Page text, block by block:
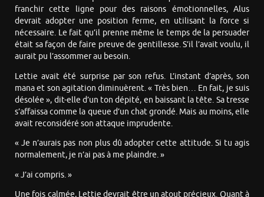
franchir cette ligne pour des raisons émotionnelles, Alus
devrait adopter une position ferme, en utilisant la force si
nécessaire. Le fait qu’il prenne même le temps de la persuader
était sa façon de faire preuve de gentillesse. S’il l’avait voulu, il
aurait pu l’assommer au besoin.
Lettie avait été surprise par son refus. L’instant d’après, son
mana et son agitation diminuèrent. « Très bien… En fait, je suis
désolée », dit-elle d’un ton dépité, en baissant la tête. Sa tresse
s’affaissa comme la queue d’un chat grondé. Mais au moins, elle
avait reconsidéré son attaque imprudente.
« Je n’aurais pas non plus dû adopter cette attitude. Si tu agis
normalement, je n’ai pas à me plaindre. »
« J’ai compris. »
Une fois calmée, Lettie devrait être un atout précieux. Quant à